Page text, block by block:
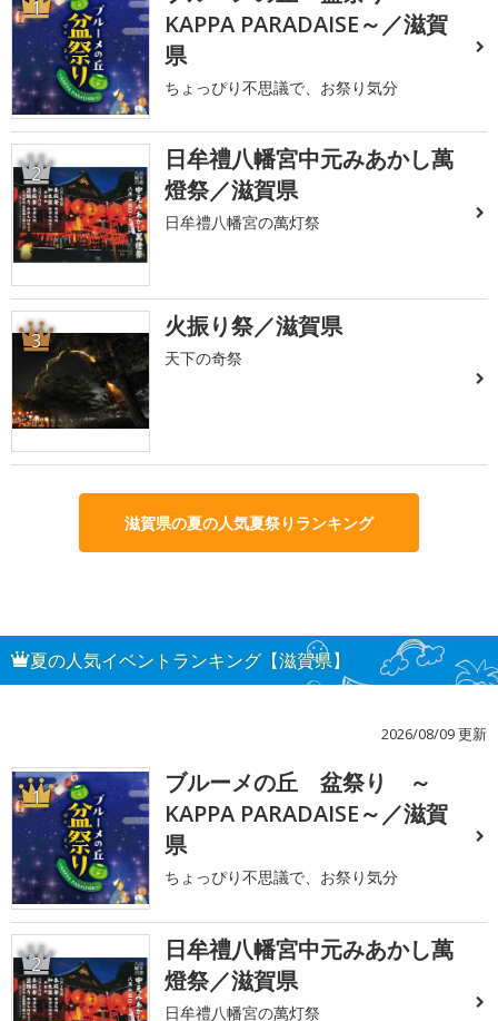
1
KAPPA PARADAISE～／滋賀
県
ちょっぴり不思議で、お祭り気分
2
日牟禮八幡宮中元みあかし萬
燈祭／滋賀県
日牟禮八幡宮の萬灯祭
3 火振り祭／滋賀県
天下の奇祭
滋賀県の夏の人気夏祭りランキング
夏の人気イベントランキング【滋賀県】
2026/08/09 更新
1
ブルーメの丘 盆祭り ～
KAPPA PARADAISE～／滋賀
県
ちょっぴり不思議で、お祭り気分
2
日牟禮八幡宮中元みあかし萬
燈祭／滋賀県
日牟禮八幡宮の萬灯祭